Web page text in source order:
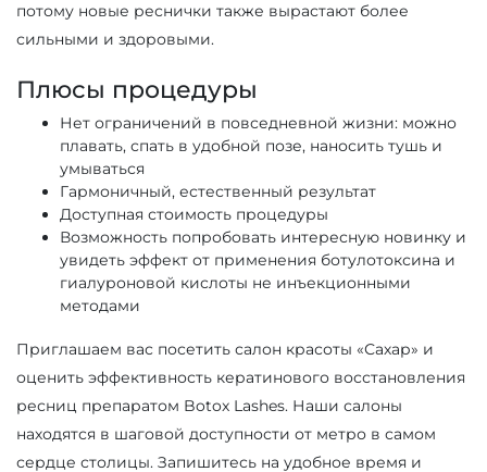
потому новые реснички также вырастают более
сильными и здоровыми.
Плюсы процедуры
Нет ограничений в повседневной жизни: можно
плавать, спать в удобной позе, наносить тушь и
умываться
Гармоничный, естественный результат
Доступная стоимость процедуры
Возможность попробовать интересную новинку и
увидеть эффект от применения ботулотоксина и
гиалуроновой кислоты не инъекционными
методами
Приглашаем вас посетить салон красоты «Сахар» и
оценить эффективность кератинового восстановления
ресниц препаратом Botox Lashes. Наши салоны
находятся в шаговой доступности от метро в самом
сердце столицы. Запишитесь на удобное время и